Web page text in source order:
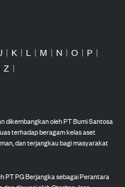
| K | L | M | N | O | P |
Z |
dikembangkan oleh PT Bumi Santosa
terhadap beragam kelas aset
dan terjangkau bagi masyarakat
PT PG Berjangka sebagai Perantara